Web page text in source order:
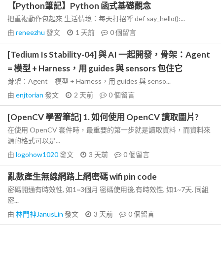
【Python筆記】Python 函式基礎觀念
把重複動作包起來 生活情境：每天打招呼 def say_hello():...
由 reneezhu 發文 1 天前 0個留言
[Tedium Is Stability-04] 與 AI 一起開發，骨架：Agent
= 模型 + Harness，用 guides 與 sensors 包住它
骨架：Agent = 模型 + Harness，用 guides 與 senso...
由 enjtorian 發文 2 天前 0個留言
[OpenCV 學習筆記] 1. 如何使用 OpenCV 讀取圖片?
在使用 OpenCV 套件時，最重要的第一步就是讀取資料，而資料來
源的格式可以是...
由 logohow1020發文 3 天前 0個留言
亂數產生無線網路上網密碼 wifi pin code
密碼開通有時效性, 如1~3個月 密碼使用後,有時效性, 如1~7天. 同組
密...
由 林門神JanusLin 發文 3 天前 0個留言